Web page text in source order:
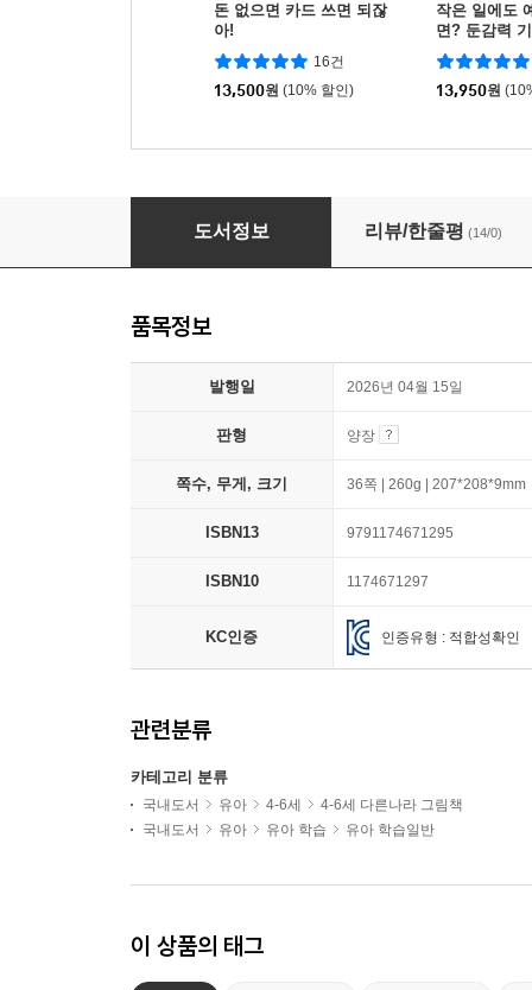
돈 없으면 카드 쓰면 되잖
아!
16건
13,500원 (10% 할인)
작은 일에도
면? 둔감력
13,950원
나도 돈 벌고 싶어!
도서정보 리뷰/한줄평 (14/0)
품목정보
발행일 2026년 04월 15일
판형 양장
쪽수, 무게, 크기 36쪽 | 260g | 207*208*9mm
ISBN13 9791174671295
ISBN10 1174671297
KC인증 인증유형 : 적합성확인
관련분류
카테고리 분류
국내도서 유아 4-6세
4-6세 다른나라 그림책
국내도서
유아 유아 학습 유아 학습일반
이 상품의 태그